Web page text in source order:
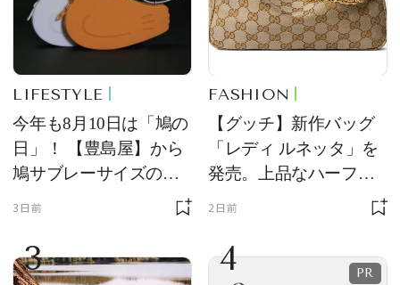
LIFESTYLE
今年も8月10日は「鳩の
日」！ 【豊島屋】から
鳩サブレーサイズのポ
ーチ「はとっこ」を限
3日前
FASHION
【グッチ】新作バッグ
「レディ ルネッタ」を
発売。上品なハーフム
ーン型がスタイリング
2日前
3 4